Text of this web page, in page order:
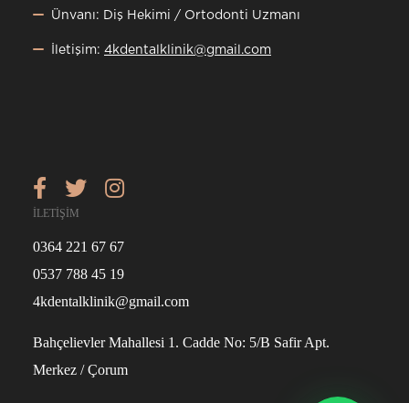
Ünvanı: Diş Hekimi / Ortodonti Uzmanı
İletişim: 4kdentalklinik@gmail.com
İLETİŞİM
0364 221 67 67
0537 788 45 19
4kdentalklinik@gmail.com
Bahçelievler Mahallesi 1. Cadde No: 5/B Safir Apt.
Merkez / Çorum